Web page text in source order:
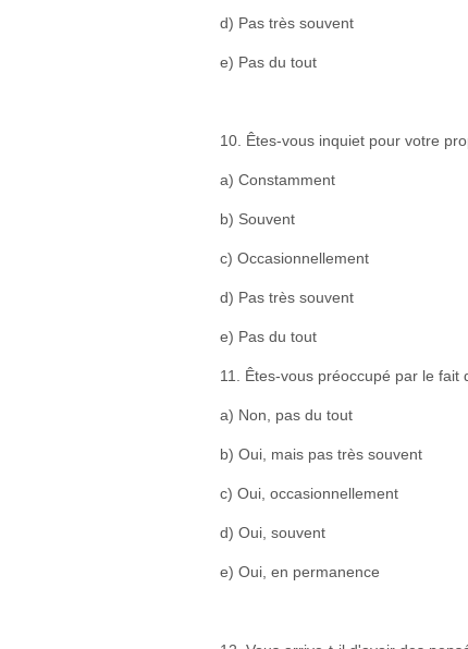
d) Pas très souvent
e) Pas du tout
10. Êtes-vous inquiet pour votre
a) Constamment
b) Souvent
c) Occasionnellement
d) Pas très souvent
e) Pas du tout
11. Êtes-vous préoccupé par le fait
a) Non, pas du tout
b) Oui, mais pas très souvent
c) Oui, occasionnellement
d) Oui, souvent
e) Oui, en permanence